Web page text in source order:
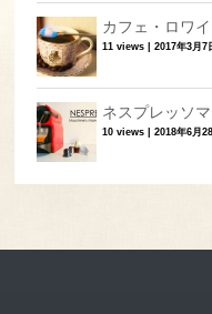
カフェ・ロワ
11 views |2017年3月7
ネスプレッソ
10 views |2018年6月